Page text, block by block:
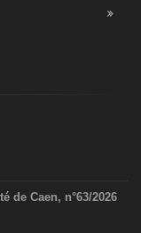
de Caen, n°63/2026